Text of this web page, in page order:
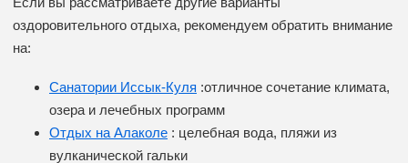
оздоровительного отдыха, рекомендуем обратить внимание
на:
Санатории Иссык-Куля :отличное сочетание климата,
озера и лечебных программ
Отдых на Алаколе : целебная вода, пляжи из
вулканической гальки